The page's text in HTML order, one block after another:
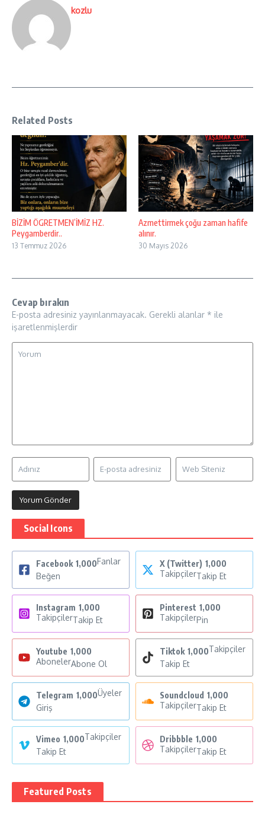
kozlu
Related Posts
BİZİM ÖGRETMEN’İMİZ HZ.
Peygamberdir..
13 Temmuz 2026
Azmettirmek çoğu zaman hafife
alınır.
30 Mayıs 2026
Cevap bırakın
E-posta adresiniz yayınlanmayacak. Gerekli alanlar * ile
işaretlenmişlerdir
Social Icons
Facebook 1,000Fanlar
Beğen
X (Twitter) 1,000
TakipçilerTakip Et
Instagram 1,000
TakipçilerTakip Et
Pinterest 1,000
TakipçilerPin
Youtube 1,000
AbonelerAbone Ol
Tiktok 1,000Takipçiler
Takip Et
Telegram 1,000Üyeler
Giriş
Soundcloud 1,000
TakipçilerTakip Et
Vimeo 1,000Takipçiler
Takip Et
Dribbble 1,000
TakipçilerTakip Et
Featured Posts